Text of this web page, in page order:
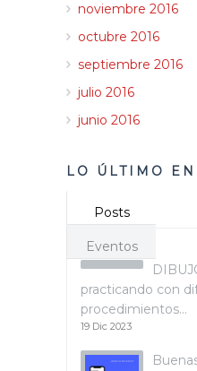
noviembre 2016
octubre 2016
septiembre 2016
julio 2016
junio 2016
LO ÚLTIMO
Posts
Eventos
practicando con
procedimientos…
19 Dic 2023